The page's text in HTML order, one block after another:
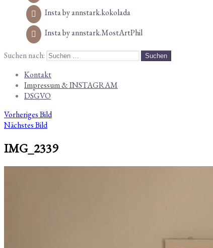
Insta by annstark.kokolada
Insta by annstark.MostArtPhil
Suchen nach:
Kontakt
Impressum & INSTAGRAM
DSGVO
Vorheriges Bild
Nächstes Bild
IMG_2339